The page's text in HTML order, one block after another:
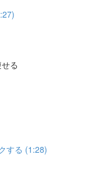
る
する (1:28)